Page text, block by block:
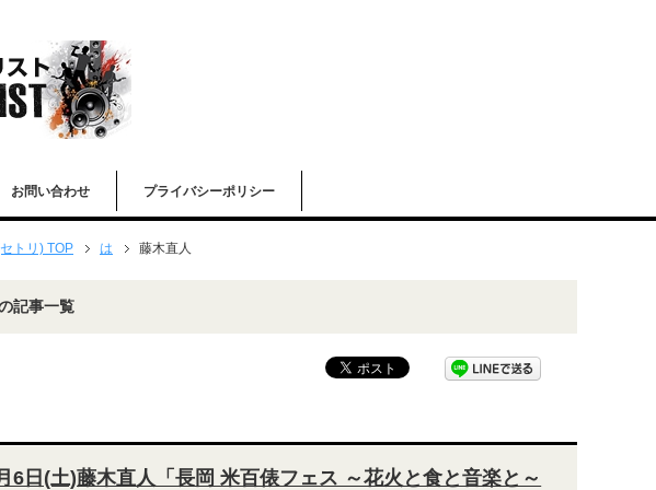
お問い合わせ プライバシーポリシー
トリ) TOP は 藤木直人
記事一覧
6日(土)藤木直人「長岡 米百俵フェス ～花火と食と音楽と～